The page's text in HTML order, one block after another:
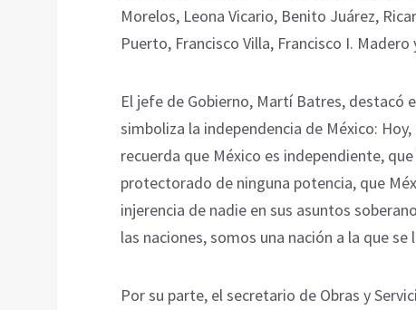
Morelos, Leona Vicario, Benito Juárez,
Puerto, Francisco Villa, Francisco I. Madero
El jefe de Gobierno, Martí Batres, destacó
simboliza la independencia de México:
recuerda que México es independiente,
protectorado de ninguna potencia, que
injerencia de nadie en sus asuntos
las naciones, somos una nación a la que
Por su parte, el secretario de Obras y